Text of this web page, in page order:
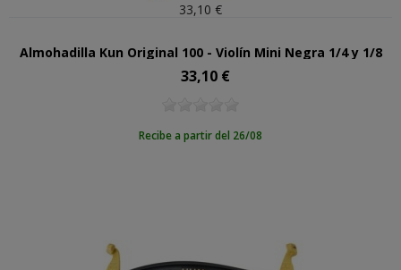
33,10 €
Almohadilla Kun Original 100 - Violín Mini Negra 1/4 y 1/8
Precio
33,10 €
Recibe a partir del 26/08